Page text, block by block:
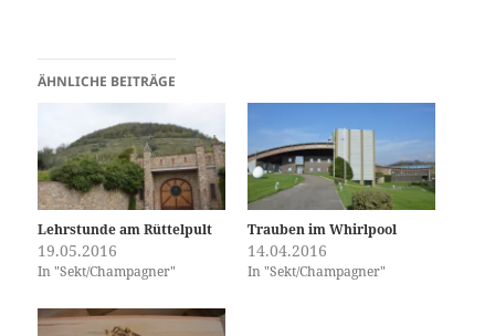
ÄHNLICHE BEITRÄGE
Lehrstunde am Rüttelpult
19.05.2016
In "Sekt/Champagner"
Trauben im Whirlpool
14.04.2016
In "Sekt/Champagner"